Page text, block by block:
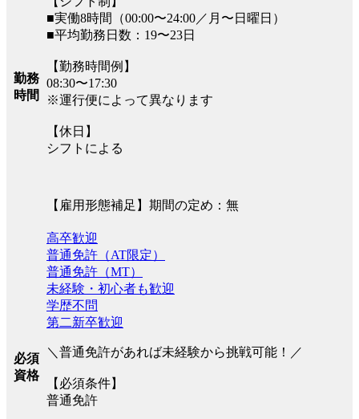
勤務
時間
■実働8時間（00:00〜24:00／月〜日曜日）
■平均勤務日数：19〜23日
【勤務時間例】
08:30〜17:30
※運行便によって異なります
【休日】
シフトによる
【雇用形態補足】期間の定め：無
必須
資格
高卒歓迎
普通免許（AT限定）
普通免許（MT）
未経験・初心者も歓迎
学歴不問
第二新卒歓迎
＼普通免許があれば未経験から挑戦可能！／
【必須条件】
普通免許